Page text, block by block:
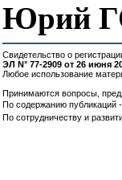
Юрий
Свидетельство о
ЭЛ N° 77-2909 от 26 июня
Любое использование
Принимаются вопросы,
По содержанию публикаций -
По сотрудничеству и